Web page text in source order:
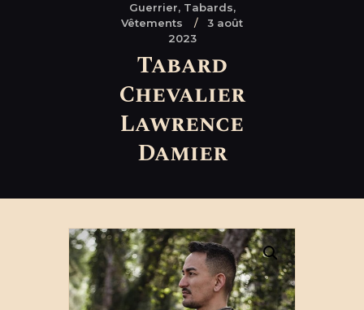
Guerrier, Tabards,
Vêtements
3 août
2023
Tabard
Chevalier
Lawrence
Damier